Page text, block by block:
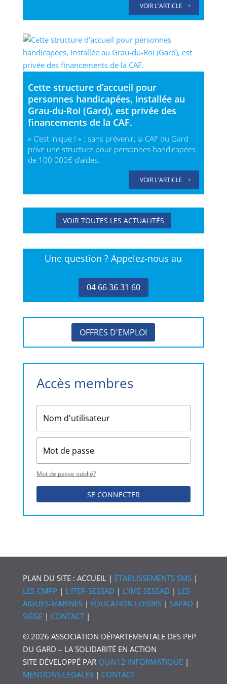
VOIR L'ARTICLE
Cette structure d’accueil pour
personnes handicapées, installée au
Grau-du-Roi (Gard), est privée des
financements de la CAF.
« C’est inique ! » : sans prévenir, la CAF du Gard
prive une structure pour personnes handicapées
de 100 000€ d’aides.
VOIR L'ARTICLE
VOIR TOUTES LES ACTUALITÉS
Une question ? Appelez-nous au
04 66 36 31 60
OFFRES D'EMPLOI
Accès membres
Mot de passe oublié?
SE CONNECTER
PLAN DU SITE : ACCUEIL | ÉTABLISSEMENTS SMS|
LES CMPP| L’ITEP-SESSAD | L’IME-SESSAD | LES
AIGUES-MARINES| ÉDUCATION LOISIRS| SAPAD |
SIÈGE| CONTACT|
© 2026 ASSOCIATION DÉPARTEMENTALE DES PEP
DU GARD – LA SOLIDARITÉ EN ACTION
SITE DÉVELOPPÉ PAR QUAI12 INFORMATIQUE|
MENTIONS LÉGALES| CONTACT